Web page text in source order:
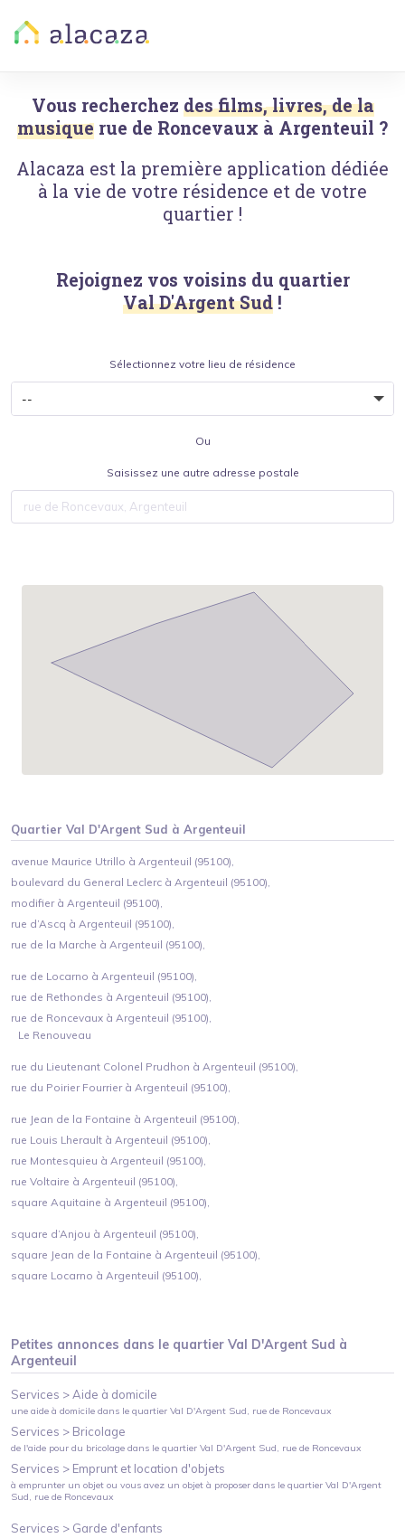
Vous recherchez des films, livres, de la
musique rue de Roncevaux à Argenteuil ?
Alacaza est la première application dédiée
à la vie de votre résidence et de votre
quartier !
Rejoignez vos voisins du quartier
Val D'Argent Sud !
Sélectionnez votre lieu de résidence
Ou
Saisissez une autre adresse postale
QuartierVal D'Argent Sud àArgenteuil
avenue Maurice Utrillo à Argenteuil (95100),
boulevard du General Leclerc à Argenteuil (95100),
modifier à Argenteuil (95100),
rue d’Ascq à Argenteuil (95100),
rue de la Marche à Argenteuil (95100),
rue de Locarno à Argenteuil (95100),
rue de Rethondes à Argenteuil (95100),
rue de Roncevaux à Argenteuil (95100),
Le Renouveau
rue du Lieutenant Colonel Prudhon à Argenteuil (95100),
rue du Poirier Fourrier à Argenteuil (95100),
rue Jean de la Fontaine à Argenteuil (95100),
rue Louis Lherault à Argenteuil (95100),
rue Montesquieu à Argenteuil (95100),
rue Voltaire à Argenteuil (95100),
square Aquitaine à Argenteuil (95100),
square d’Anjou à Argenteuil (95100),
square Jean de la Fontaine à Argenteuil (95100),
square Locarno à Argenteuil (95100),
Petites annonces dans le quartierVal D'Argent Sud à
Argenteuil
Services >Aide à domicile
une aide à domicile dans le quartierVal D'Argent Sud, rue de Roncevaux
Services > Bricolage
de l'aide pour du bricolage dans le quartierVal D'Argent Sud, rue de Roncevaux
Services > Emprunt et location d'objets
à emprunter un objet ou vous avez un objet à proposer dans le quartierVal D'Argent
Sud, rue de Roncevaux
Services > Garde d'enfants